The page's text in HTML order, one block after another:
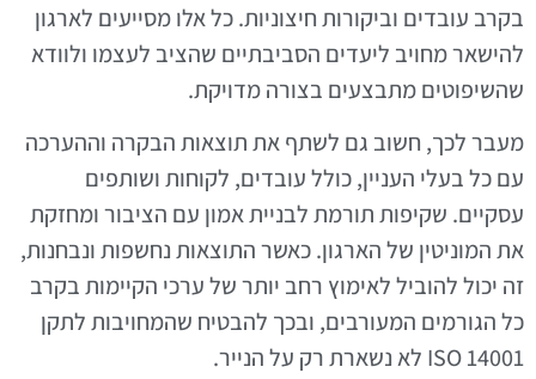
בקרב עובדים וביקורות חיצוניות. כל אלו מסייעים לארגון
להישאר מחויב ליעדים הסביבתיים שהציב לעצמו ולוודא
שהשיפוטים מתבצעים בצורה מדויקת.
מעבר לכך, חשוב גם לשתף את תוצאות הבקרה וההערכה
עם כל בעלי העניין, כולל עובדים, לקוחות ושותפים
עסקיים. שקיפות תורמת לבניית אמון עם הציבור ומחזקת
את המוניטין של הארגון. כאשר התוצאות נחשפות ונבחנות,
זה יכול להוביל לאימוץ רחב יותר של ערכי הקיימות בקרב
כל הגורמים המעורבים, ובכך להבטיח שהמחויבות לתקן
ISO 14001 לא נשארת רק על הנייר.